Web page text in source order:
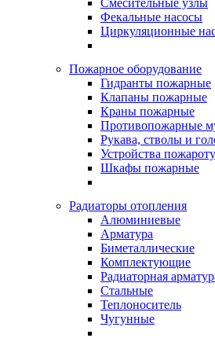
Смесительные узлы
Фекальные насосы
Циркуляционные
Пожарное оборудование
Гидранты пожарные
Клапаны пожарные
Краны пожарные
Противопожарные
Рукава, стволы и
Устройства
Шкафы пожарные
Радиаторы отопления
Алюминиевые
Арматура
Биметаллические
Комплектующие
Радиаторная
Стальные
Теплоноситель
Чугунные